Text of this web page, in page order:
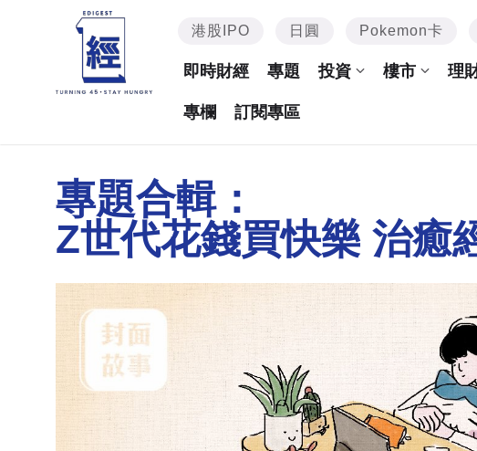
港股IPO 日圓 Pokemon卡
即時財經 專題 投資 樓市 理
專欄 訂閱專區
專題合輯：
Z世代花錢買快樂 治癒